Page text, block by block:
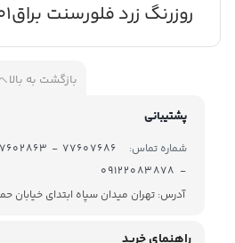
روزرنگ زرد فلورسنت براق9001
بازگشت به بالا
پشتیبانی
شماره تماس:
- 09122083878
آدرس: تهران میدان سپاه ابتدای خیابان